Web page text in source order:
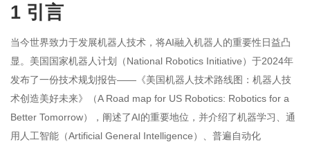
视
频
1 引言
当今世界致力于发展机器人技术，将AI融入机器人的重要性日益凸
显。美国国家机器人计划（National Robotics Initiative）于2024年
发布了一份技术规划报告——《美国机器人技术路线图：机器人技
术创造美好未来》（A Road map for US Robotics: Robotics for a
Better Tomorrow），阐述了AI的重要地位，并介绍了机器学习、通
用人工智能（Artificial General Intelligence）、普遍自动化